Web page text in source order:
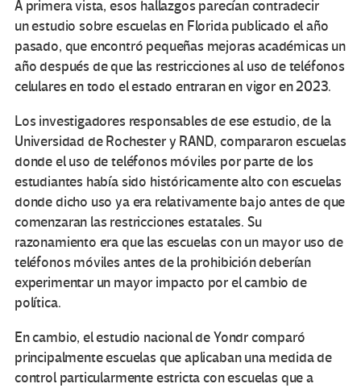
A primera vista, esos hallazgos parecían contradecir
un estudio sobre escuelas en Florida publicado el año
pasado, que encontró pequeñas mejoras académicas un
año después de que las restricciones al uso de teléfonos
celulares en todo el estado entraran en vigor en 2023.
Los investigadores responsables de ese estudio, de la
Universidad de Rochester y RAND, compararon escuelas
donde el uso de teléfonos móviles por parte de los
estudiantes había sido históricamente alto con escuelas
donde dicho uso ya era relativamente bajo antes de que
comenzaran las restricciones estatales. Su
razonamiento era que las escuelas con un mayor uso de
teléfonos móviles antes de la prohibición deberían
experimentar un mayor impacto por el cambio de
política.
En cambio, el estudio nacional de Yondr comparó
principalmente escuelas que aplicaban una medida de
control particularmente estricta con escuelas que a